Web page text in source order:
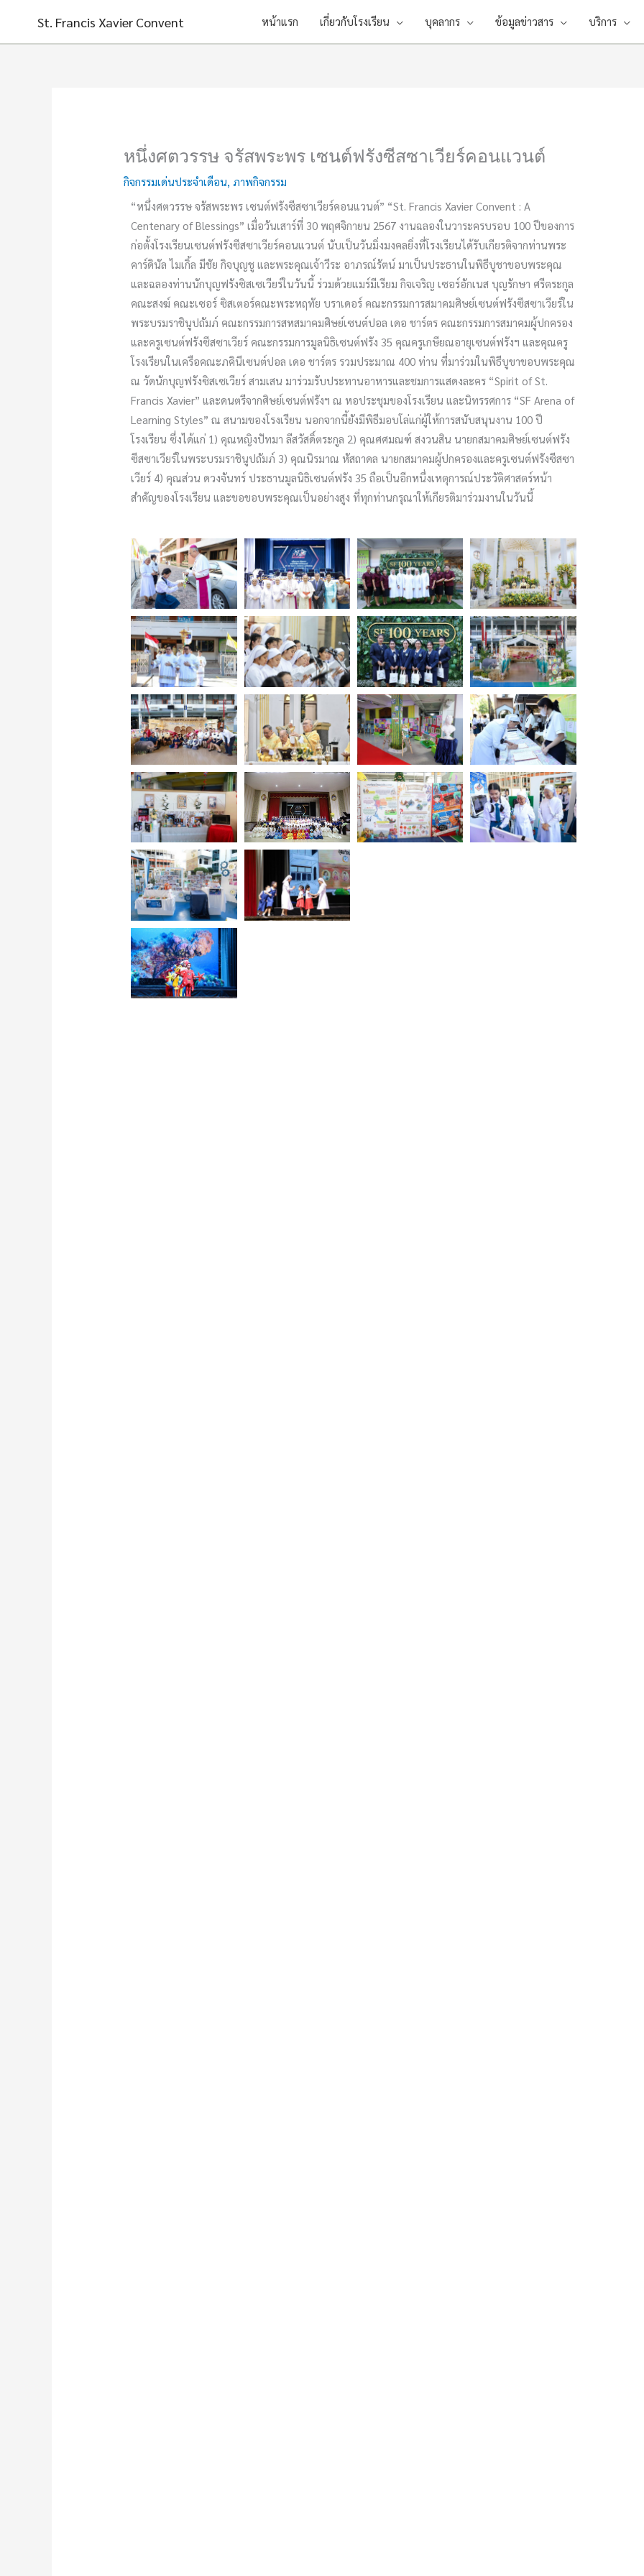
content
St. Francis Xavier Convent หน้าแรก เกี่ยวกับโรงเรียน บุคลากร ข้อมูลข่าวสาร บริการ
หนึ่งศตวรรษ จรัสพระพร เซนต์ฟรังซีสซาเวียร์คอนแวนต์
กิจกรรมเด่นประจำเดือน,ภาพกิจกรรม
“หนึ่งศตวรรษ จรัสพระพร เซนต์ฟรังซีสซาเวียร์คอนแวนต์” “St. Francis Xavier Convent : A
Centenary of Blessings” เมื่อวันเสาร์ที่ 30 พฤศจิกายน 2567 งานฉลองในวาระครบรอบ 100 ปีของการ
ก่อตั้งโรงเรียนเซนต์ฟรังซีสซาเวียร์คอนแวนต์ นับเป็นวันมิ่งมงคลยิ่งที่โรงเรียนได้รับเกียรติจากท่านพระ
คาร์ดินัล ไมเกิ้ล มีชัย กิจบุญชู และพระคุณเจ้าวีระ อาภรณ์รัตน์ มาเป็นประธานในพิธีบูชาขอบพระคุณ
และฉลองท่านนักบุญฟรังซิสเซเวียร์ในวันนี้ ร่วมด้วยแมร์มีเรียม กิจเจริญ เซอร์อักเนส บุญรักษา ศรีตระกูล
คณะสงฆ์ คณะเซอร์ ซิสเตอร์คณะพระหฤทัย บราเดอร์ คณะกรรมการสมาคมศิษย์เซนต์ฟรังซีสซาเวียร์ใน
พระบรมราชินูปถัมภ์ คณะกรรมการสหสมาคมศิษย์เซนต์ปอล เดอ ชาร์ตร คณะกรรมการสมาคมผู้ปกครอง
และครูเซนต์ฟรังซีสซาเวียร์ คณะกรรมการมูลนิธิเซนต์ฟรัง 35 คุณครูเกษียณอายุเซนต์ฟรังฯ และคุณครู
โรงเรียนในเครือคณะภคินีเซนต์ปอล เดอ ชาร์ตร รวมประมาณ 400 ท่าน ที่มาร่วมในพิธีบูขาขอบพระคุณ
ณ วัดนักบุญฟรังซิสเซเวียร์ สามเสน มาร่วมรับประทานอาหารและชมการแสดงละคร “Spirit of St.
Francis Xavier” และดนตรีจากศิษย์เซนต์ฟรังฯ ณ หอประชุมของโรงเรียน และนิทรรศการ “SF Arena of
Learning Styles” ณ สนามของโรงเรียน นอกจากนี้ยังมีพิธีมอบโล่แก่ผู้ให้การสนับสนุนงาน 100 ปี
โรงเรียน ซึ่งได้แก่ 1) คุณหญิงปัทมา ลีสวัสดิ์ตระกูล 2) คุณศศมณฑ์ สงวนสิน นายกสมาคมศิษย์เซนต์ฟรัง
ซีสซาเวียร์ในพระบรมราชินูปถัมภ์ 3) คุณนิรมาณ หัสถาดล นายกสมาคมผู้ปกครองและครูเซนต์ฟรังซีสซา
เวียร์ 4) คุณส่วน ดวงจันทร์ ประธานมูลนิธิเซนต์ฟรัง 35 ถือเป็นอีกหนึ่งเหตุการณ์ประวัติศาสตร์หน้า
สำคัญของโรงเรียน และขอขอบพระคุณเป็นอย่างสูง ที่ทุกท่านกรุณาให้เกียรติมาร่วมงานในวันนี้